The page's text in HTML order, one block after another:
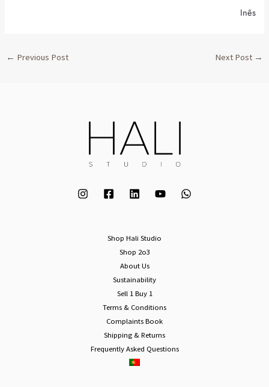
Inês
← Previous Post Next Post →
Shop Hali Studio
Shop 2o3
About Us
Sustainability
Sell 1 Buy 1
Terms & Conditions
Complaints Book
Shipping & Returns
Frequently Asked Questions